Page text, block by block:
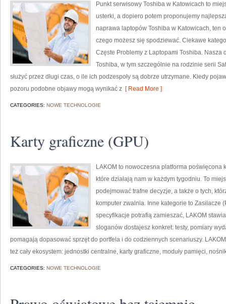
Punkt serwisowy Toshiba w Katowicach to
usterki, a dopiero potem proponujemy
naprawa laptopów Toshiba w Katowicach, ten
czego możesz się spodziewać. Ciekawe
Częste Problemy z Laptopami Toshiba. Nasza
Toshiba, w tym szczególnie na rodzinie serii
służyć przez długi czas, o ile ich podzespoły są dobrze utrzymane. Kiedy
pozoru podobne objawy mogą wynikać z [ Read More ]
CATEGORIES: NOWE TECHNOLOGIE
Karty graficzne (GPU)
LAKOM to nowoczesna platforma
które działają nam w każdym tygodniu. To
podejmować trafne decyzje, a także o tych,
komputer zwalnia. Inne kategorie to Zasilacze
specyfikacje potrafią zamieszać, LAKOM
sloganów dostajesz konkret: testy, pomiary
pomagają dopasować sprzęt do portfela i do codziennych scenariuszy.
też cały ekosystem: jednostki centralne, karty graficzne, moduły pamięci,
CATEGORIES: NOWE TECHNOLOGIE